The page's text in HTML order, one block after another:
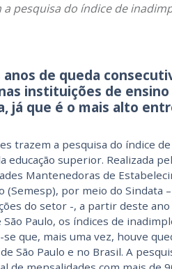
pesquisa do índice de
de queda
instituições de
já que é o mais alto
trazem a pesquisa do índice
educação superior. Realizada
Mantenedoras de
(Semesp), por meio do
do setor -, a partir deste
São Paulo, os índices de
que, mais uma vez, houve
São Paulo e no Brasil. A